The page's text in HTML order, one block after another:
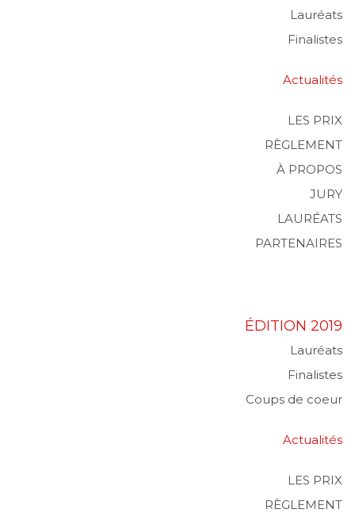
Lauréats
Finalistes
Actualités
LES PRIX
RÈGLEMENT
À PROPOS
JURY
LAURÉATS
PARTENAIRES
ÉDITION 2019
Lauréats
Finalistes
Coups de coeur
Actualités
LES PRIX
RÈGLEMENT